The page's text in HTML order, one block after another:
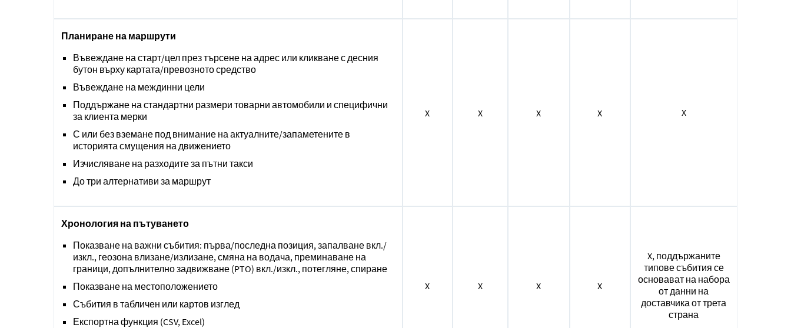
Планиране на маршрути
Въвеждане на старт/цел през търсене на адрес или кликване с десния
бутон върху картата/превозното средство
Въвеждане на междинни цели
Поддържане на стандартни размери товарни автомобили и специфични
за клиента мерки
С или без вземане под внимание на актуалните/запаметените в
историята смущения на движението
Изчисляване на разходите за пътни такси
До три алтернативи за маршрут
X X X X X
Хронология на пътуването
Показване на важни събития: първа/последна позиция, запалване вкл./
изкл., геозона влизане/излизане, смяна на водача, преминаване на
граници, допълнително задвижване (PTO) вкл./изкл., потегляне, спиране
Показване на местоположението
Събития в табличен или картов изглед
Експортна функция (CSV, Excel)
X X X X
X, поддържаните
типове събития се
основават на набора
от данни на
доставчика от трета
страна